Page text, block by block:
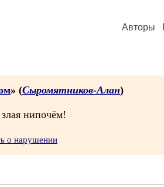
Авторы
» (Сыромятников-Алан)
нипочём!
о нарушении